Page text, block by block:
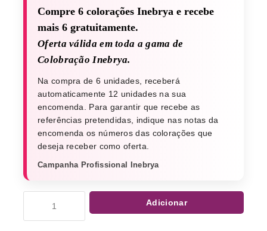
Compre 6 colorações Inebrya e recebe
mais 6 gratuitamente.
Oferta válida em toda a gama de
Colobração Inebrya.
Na compra de 6 unidades, receberá
automaticamente 12 unidades na sua
encomenda. Para garantir que recebe as
referências pretendidas, indique nas notas da
encomenda os números das colorações que
deseja receber como oferta.
Campanha Profissional Inebrya
Adicionar